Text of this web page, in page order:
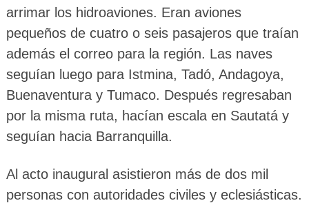
arrimar los hidroaviones. Eran aviones
pequeños de cuatro o seis pasajeros que traían
además el correo para la región. Las naves
seguían luego para Istmina, Tadó, Andagoya,
Buenaventura y Tumaco. Después regresaban
por la misma ruta, hacían escala en Sautatá y
seguían hacia Barranquilla.
Al acto inaugural asistieron más de dos mil
personas con autoridades civiles y eclesiásticas.